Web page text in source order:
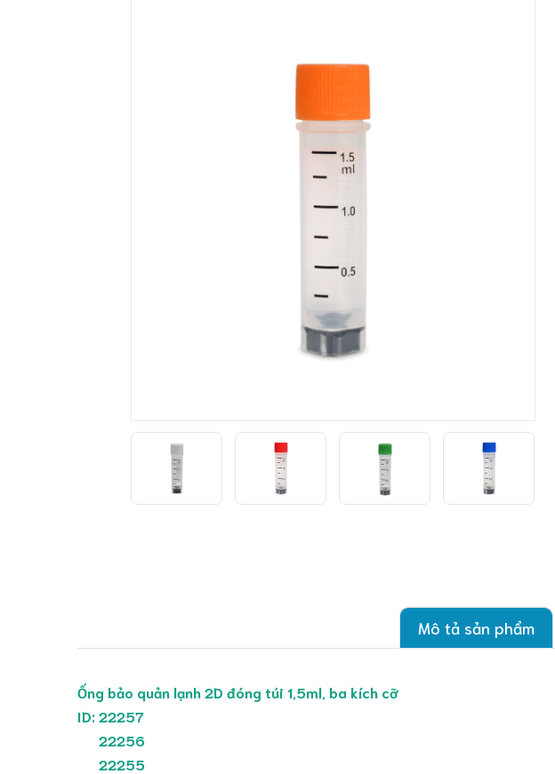
Mô tả sản phẩm
Ống bảo quản lạnh 2D đóng túi 1,5ml, ba kích cỡ
ID: 22257
22256
22255